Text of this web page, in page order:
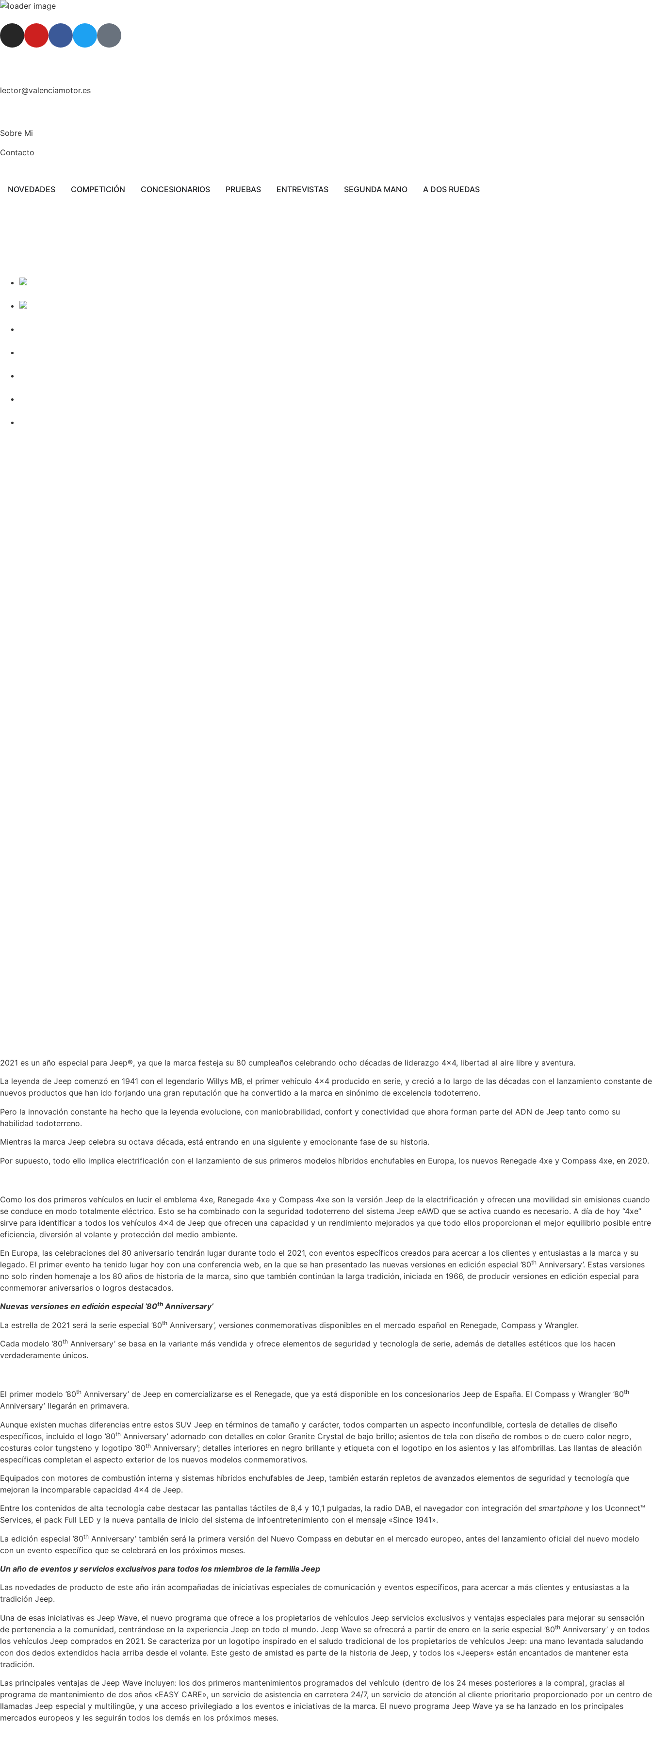
lector@valenciamotor.es
Sobre Mi
Contacto
NOVEDADES COMPETICIÓN CONCESIONARIOS PRUEBAS ENTREVISTAS SEGUNDA MANO A DOS RUEDAS
2021 es un año especial para Jeep®, ya que la marca festeja su 80 cumpleaños celebrando ocho décadas de liderazgo 4×4, libertad al aire libre y aventura.
La leyenda de Jeep comenzó en 1941 con el legendario Willys MB, el primer vehículo 4×4 producido en serie, y creció a lo largo de las décadas con el lanzamiento constante de
nuevos productos que han ido forjando una gran reputación que ha convertido a la marca en sinónimo de excelencia todoterreno.
Pero la innovación constante ha hecho que la leyenda evolucione, con maniobrabilidad, confort y conectividad que ahora forman parte del ADN de Jeep tanto como su
habilidad todoterreno.
Mientras la marca Jeep celebra su octava década, está entrando en una siguiente y emocionante fase de su historia.
Por supuesto, todo ello implica electrificación con el lanzamiento de sus primeros modelos híbridos enchufables en Europa, los nuevos Renegade 4xe y Compass 4xe, en 2020.
Como los dos primeros vehículos en lucir el emblema 4xe, Renegade 4xe y Compass 4xe son la versión Jeep de la electrificación y ofrecen una movilidad sin emisiones cuando
se conduce en modo totalmente eléctrico. Esto se ha combinado con la seguridad todoterreno del sistema Jeep eAWD que se activa cuando es necesario. A día de hoy “4xe”
sirve para identificar a todos los vehículos 4×4 de Jeep que ofrecen una capacidad y un rendimiento mejorados ya que todo ellos proporcionan el mejor equilibrio posible entre
eficiencia, diversión al volante y protección del medio ambiente.
En Europa, las celebraciones del 80 aniversario tendrán lugar durante todo el 2021, con eventos específicos creados para acercar a los clientes y entusiastas a la marca y su
legado. El primer evento ha tenido lugar hoy con una conferencia web, en la que se han presentado las nuevas versiones en edición especial ’80th Anniversary’. Estas versiones
no solo rinden homenaje a los 80 años de historia de la marca, sino que también continúan la larga tradición, iniciada en 1966, de producir versiones en edición especial para
conmemorar aniversarios o logros destacados.
Nuevas versiones en edición especial ’80th Anniversary’
La estrella de 2021 será la serie especial ’80th Anniversary’, versiones conmemorativas disponibles en el mercado español en Renegade, Compass y Wrangler.
Cada modelo ’80th Anniversary’ se basa en la variante más vendida y ofrece elementos de seguridad y tecnología de serie, además de detalles estéticos que los hacen
verdaderamente únicos.
El primer modelo ’80th Anniversary’ de Jeep en comercializarse es el Renegade, que ya está disponible en los concesionarios Jeep de España. El Compass y Wrangler ’80th
Anniversary’ llegarán en primavera.
Aunque existen muchas diferencias entre estos SUV Jeep en términos de tamaño y carácter, todos comparten un aspecto inconfundible, cortesía de detalles de diseño
específicos, incluido el logo ’80th Anniversary’ adornado con detalles en color Granite Crystal de bajo brillo; asientos de tela con diseño de rombos o de cuero color negro,
costuras color tungsteno y logotipo ’80th Anniversary’; detalles interiores en negro brillante y etiqueta con el logotipo en los asientos y las alfombrillas. Las llantas de aleación
específicas completan el aspecto exterior de los nuevos modelos conmemorativos.
Equipados con motores de combustión interna y sistemas híbridos enchufables de Jeep, también estarán repletos de avanzados elementos de seguridad y tecnología que
mejoran la incomparable capacidad 4×4 de Jeep.
Entre los contenidos de alta tecnología cabe destacar las pantallas táctiles de 8,4 y 10,1 pulgadas, la radio DAB, el navegador con integración del smartphone y los Uconnect™
Services, el pack Full LED y la nueva pantalla de inicio del sistema de infoentretenimiento con el mensaje «Since 1941».
La edición especial ’80th Anniversary’ también será la primera versión del Nuevo Compass en debutar en el mercado europeo, antes del lanzamiento oficial del nuevo modelo
con un evento específico que se celebrará en los próximos meses.
Un año de eventos y servicios exclusivos para todos los miembros de la familia Jeep
Las novedades de producto de este año irán acompañadas de iniciativas especiales de comunicación y eventos específicos, para acercar a más clientes y entusiastas a la
tradición Jeep.
Una de esas iniciativas es Jeep Wave, el nuevo programa que ofrece a los propietarios de vehículos Jeep servicios exclusivos y ventajas especiales para mejorar su sensación
de pertenencia a la comunidad, centrándose en la experiencia Jeep en todo el mundo. Jeep Wave se ofrecerá a partir de enero en la serie especial ’80th Anniversary’ y en todos
los vehículos Jeep comprados en 2021. Se caracteriza por un logotipo inspirado en el saludo tradicional de los propietarios de vehículos Jeep: una mano levantada saludando
con dos dedos extendidos hacia arriba desde el volante. Este gesto de amistad es parte de la historia de Jeep, y todos los «Jeepers» están encantados de mantener esta
tradición.
Las principales ventajas de Jeep Wave incluyen: los dos primeros mantenimientos programados del vehículo (dentro de los 24 meses posteriores a la compra), gracias al
programa de mantenimiento de dos años «EASY CARE», un servicio de asistencia en carretera 24/7, un servicio de atención al cliente prioritario proporcionado por un centro de
llamadas Jeep especial y multilingüe, y una acceso privilegiado a los eventos e iniciativas de la marca. El nuevo programa Jeep Wave ya se ha lanzado en los principales
mercados europeos y les seguirán todos los demás en los próximos meses.